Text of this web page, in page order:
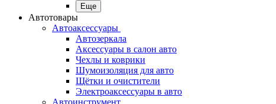
Еще
Автотовары
Автоаксессуары
Автозеркала
Аксессуары в салон авто
Чехлы и коврики
Шумоизоляция для авто
Щётки и очистители
Электроаксессуары в авто
Автоинструмент